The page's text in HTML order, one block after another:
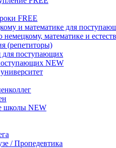
FREE
и математике для
немецкому, математике и
(репетиторы)
для поступающих
NEW
школы NEW
/ Пропедевтика